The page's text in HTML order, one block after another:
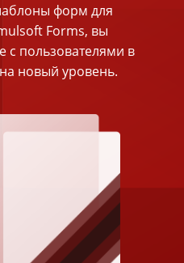
форм для
Forms, вы
с пользователями в
новый уровень.